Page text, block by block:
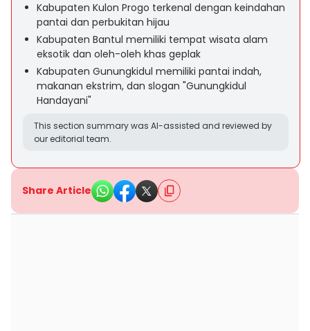
Kabupaten Kulon Progo terkenal dengan keindahan
pantai dan perbukitan hijau
Kabupaten Bantul memiliki tempat wisata alam
eksotik dan oleh-oleh khas geplak
Kabupaten Gunungkidul memiliki pantai indah,
makanan ekstrim, dan slogan "Gunungkidul
Handayani"
This section summary was AI-assisted and reviewed by
our editorial team.
Share Article